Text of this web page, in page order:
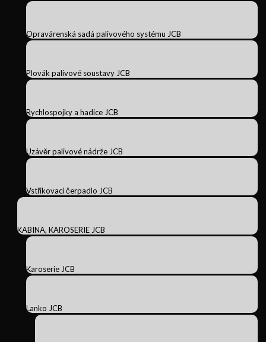
Opravárenská sadá palivového systému JCB
Plovák palivové soustavy JCB
Rychlospojky a hadice JCB
Uzávěr palivové nádrže JCB
Vstřikovací čerpadlo JCB
KABINA, KAROSERIE JCB
Karoserie JCB
Lanko JCB